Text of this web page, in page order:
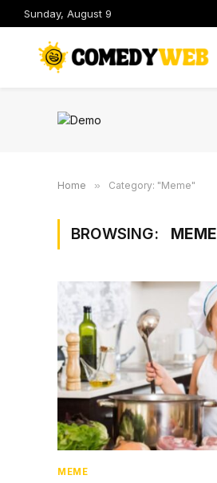
Sunday, August 9
Home » Category: "Meme"
BROWSING: MEME
MEME